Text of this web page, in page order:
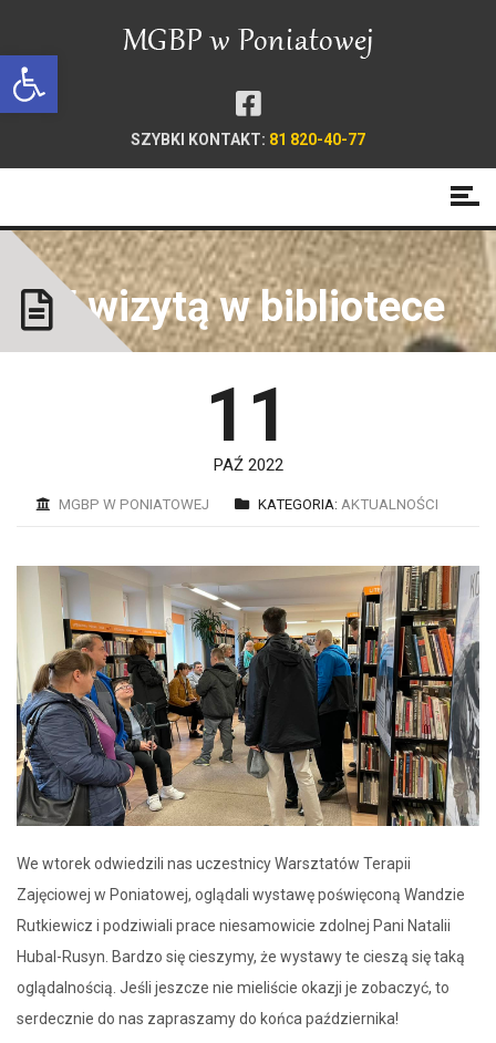
Open toolbar
SZYBKI KONTAKT: 81 820-40-77
Z wizytą w bibliotece
11
PAŹ 2022
MGBP W PONIATOWEJ KATEGORIA: AKTUALNOŚCI
We wtorek odwiedzili nas uczestnicy Warsztatów Terapii
Zajęciowej w Poniatowej, oglądali wystawę poświęconą Wandzie
Rutkiewicz i podziwiali prace niesamowicie zdolnej Pani Natalii
Hubal-Rusyn. Bardzo się cieszymy, że wystawy te cieszą się taką
oglądalnością. Jeśli jeszcze nie mieliście okazji je zobaczyć, to
serdecznie do nas zapraszamy do końca października!